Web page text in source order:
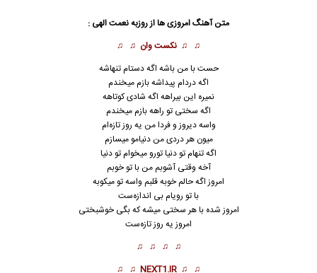
متن آهنگ امروزی ها ازروزبه نعمت الهی :
♫ ♫ نکست وان ♫ ♫
حست با من باشه اگه دستام تنهاشه
اگه دردام پیداشه بازم میخندم
نمیره این بیراهه اگه شادی کوتاهه
اگه سختی تو راهه بازم میخندم
واسه دیروز و فردا من یه روز تازه‌ام
میون هر دردی من دنیامو میسازم
اگه تنهام تو دنیا تورو میخوام تو دنیا
آخه وقتی آشوبم من با تو خوبم
امروز اگه حالم خوبه قلبم واسه تو میکوبه
با تو رویام بی اندازه‌ست
امروز شده با هر سختی میشه که بگی خوشبختی
امروز یه روز تازه‌ست
♫ ♫ ♫ ♫
♫ ♫
NEXT1.IR
♫ ♫